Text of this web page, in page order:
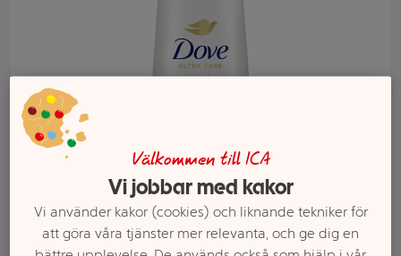
Välkommen till ICA
Vi jobbar med kakor
Vi använder kakor (cookies) och liknande tekniker för
att göra våra tjänster mer relevanta, och ge dig en